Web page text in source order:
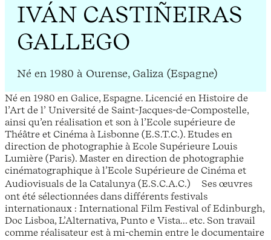
IVÁN CASTIÑEIRAS
GALLEGO
Né en 1980 à Ourense, Galiza (Espagne)
Né en 1980 en Galice, Espagne. Licencié en Histoire de
l’Art de l’ Université de Saint-Jacques-de-Compostelle,
ainsi qu’en réalisation et son à l’Ecole supérieure de
Théâtre et Cinéma à Lisbonne (E.S.T.C.). Etudes en
direction de photographie à Ecole Supérieure Louis
Lumière (Paris). Master en direction de photographie
cinématographique à l’Ecole Supérieure de Cinéma et
Audiovisuals de la Catalunya (E.S.C.A.C.) Ses œuvres
ont été sélectionnées dans différents festivals
internationaux : International Film Festival of Edinburgh,
Doc Lisboa, L’Alternativa, Punto e Vista... etc. Son travail
comme réalisateur est à mi-chemin entre le documentaire